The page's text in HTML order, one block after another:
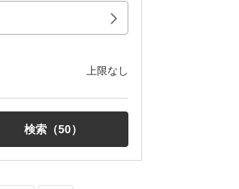
上限なし
検索（50）